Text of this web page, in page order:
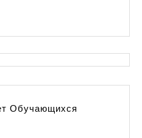
Обучающихся